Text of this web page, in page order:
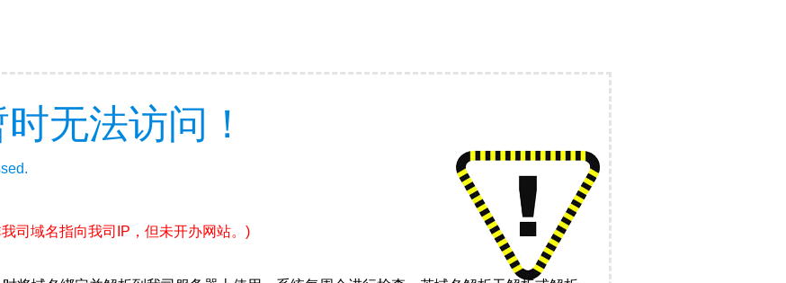
无法访问！
我司域名指向我司IP，但未开办网站。)